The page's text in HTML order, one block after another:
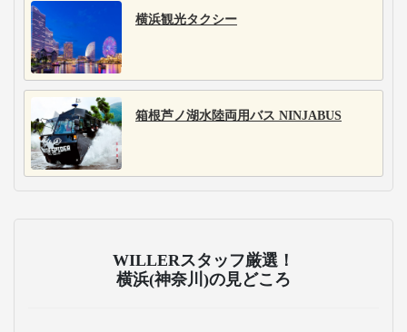
横浜観光タクシー
箱根芦ノ湖水陸両用バス NINJABUS
WILLERスタッフ厳選！
横浜(神奈川)の見どころ